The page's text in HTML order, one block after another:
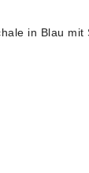
in Blau mit